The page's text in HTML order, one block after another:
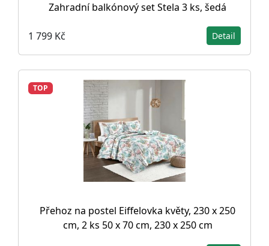
Zahradní balkónový set Stela 3 ks, šedá
1 799 Kč Detail
TOP
Přehoz na postel Eiffelovka květy, 230 x 250
cm, 2 ks 50 x 70 cm, 230 x 250 cm